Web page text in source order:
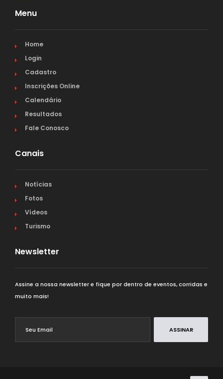
Menu
Home
Login
Cadastro
Inscrições Online
Calendário
Resultados
Fale Conosco
Canais
Notícias
Fotos
Vídeos
Turismo
Newsletter
Assine a nossa newsletter e fique por dentro de eventos, corridas e
muito mais!
ASSINAR